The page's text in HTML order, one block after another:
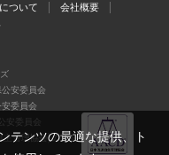
ついて 会社概要
安委員会
委員会
安委員会
主管理協会)の正会
テンツの最適な提供、ト